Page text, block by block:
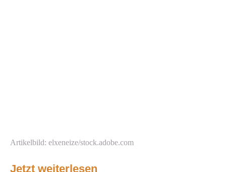
Artikelbild: elxeneize/stock.adobe.com
Jetzt weiterlesen